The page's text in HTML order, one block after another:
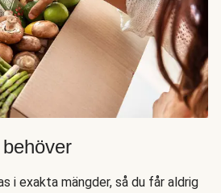
i exakta mängder, så du får aldrig